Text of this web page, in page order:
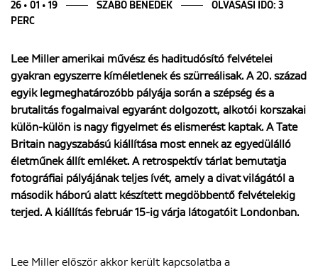
Blog
Rólunk
ENGLISH
26 • 01 • 19 SZABÓ BENEDEK
OLVASÁSI IDŐ: 3
PERC
Lee Miller amerikai művész és haditudósító felvételei
gyakran egyszerre kíméletlenek és szürreálisak. A 20. század
egyik legmeghatározóbb pályája során a szépség és a
brutalitás fogalmaival egyaránt dolgozott, alkotói korszakai
külön-külön is nagy figyelmet és elismerést kaptak. A Tate
Britain nagyszabású kiállítása most ennek az egyedülálló
életműnek állít emléket. A retrospektív tárlat bemutatja
fotográfiai pályájának teljes ívét, amely a divat világától a
második háború alatt készített megdöbbentő felvételekig
terjed. A kiállítás február 15-ig várja látogatóit Londonban.
Lee Miller először akkor került kapcsolatba a